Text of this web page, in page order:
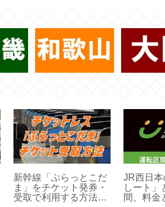
新幹線「ぷらっとこだ
ま」をチケット発券・
受取で利用する方法
JR西日
しート」
間、料金